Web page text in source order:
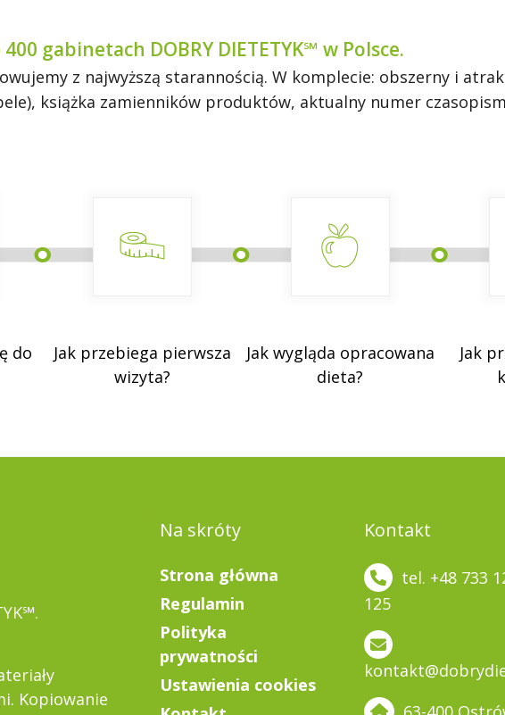
gabinetach DOBRY DIETETYK℠ w Polsce.
z najwyższą starannością. W komplecie: obszerny i
książka zamienników produktów, aktualny numer
do
Jak przebiega pierwsza
wizyta?
Jak wygląda opracowana
dieta?
Jak
Kopiowanie
Na skróty
Strona główna
Regulamin
Polityka
prywatności
Ustawienia cookies
Kontakt
tel. +48 733
125